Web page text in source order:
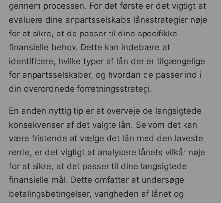
gennem processen. For det første er det vigtigt at
evaluere dine anpartsselskabs lånestrategier nøje
for at sikre, at de passer til dine specifikke
finansielle behov. Dette kan indebære at
identificere, hvilke typer af lån der er tilgængelige
for anpartsselskaber, og hvordan de passer ind i
din overordnede forretningsstrategi.
En anden nyttig tip er at overveje de langsigtede
konsekvenser af det valgte lån. Selvom det kan
være fristende at vælge det lån med den laveste
rente, er det vigtigt at analysere lånets vilkår nøje
for at sikre, at det passer til dine langsigtede
finansielle mål. Dette omfatter at undersøge
betalingsbetingelser, varigheden af lånet og